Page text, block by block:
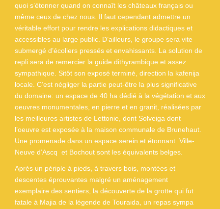
quoi s’étonner quand on connaît les châteaux français ou
même ceux de chez nous. Il faut cependant admettre un
véritable effort pour rendre les explications didactiques et
accessibles au large public. D’ailleurs, le groupe sera vite
submergé d’écoliers pressés et envahissants. La solution de
repli sera de remercier la guide dithyrambique et assez
sympathique. Sitôt son exposé terminé, direction la kafenija
locale. C’est négliger la partie peut-être la plus significative
du domaine: un espace de 40 ha dédié à la végétation et aux
oeuvres monumentales, en pierre et en granit, réalisées par
les meilleures artistes de Lettonie, dont Solveiga dont
l’oeuvre est exposée à la maison communale de Brunehaut.
Une promenade dans un espace serein et étonnant. Ville-
Neuve d’Ascq et Bochout sont les équivalents belges.
Après un périple à pieds, à travers bois, montées et
descentes éprouvantes malgré un aménagement
exemplaire des sentiers, la découverte de la grotte qui fut
fatale à Majia de la légende de Touraida, un repas sympa